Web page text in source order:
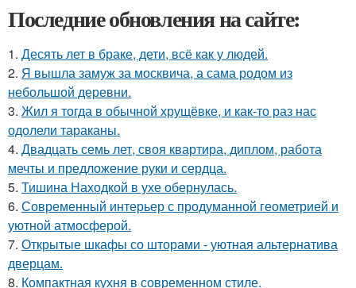
Последние обновления на сайте:
1. Десять лет в браке, дети, всё как у людей.
2. Я вышла замуж за москвича, а сама родом из
небольшой деревни.
3. Жил я тогда в обычной хрущёвке, и как-то раз нас
одолели тараканы.
4. Двадцать семь лет, своя квартира, диплом, работа
мечты и предложение руки и сердца.
5. Тишина Находкой в ухе обернулась.
6. Современный интерьер с продуманной геометрией и
уютной атмосферой.
7. Открытые шкафы со шторами - уютная альтернатива
дверцам.
8. Компактная кухня в современном стиле.